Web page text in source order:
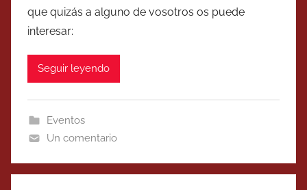
que quizás a alguno de vosotros os puede
interesar:
Seguir leyendo
Eventos
Un comentario